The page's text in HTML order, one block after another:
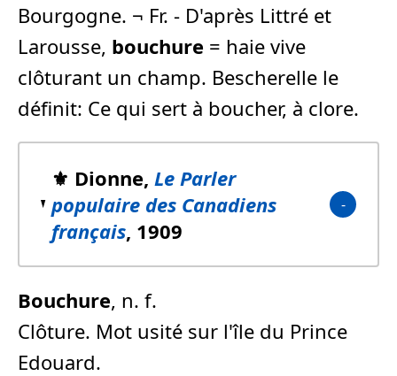
Bourgogne. ¬ Fr. - D'après Littré et
Larousse, bouchure = haie vive
clôturant un champ. Bescherelle le
définit: Ce qui sert à boucher, à clore.
⚜️ Dionne, Le Parler
populaire des Canadiens
français, 1909
Bouchure, n. f.
Clôture. Mot usité sur l'île du Prince
Edouard.